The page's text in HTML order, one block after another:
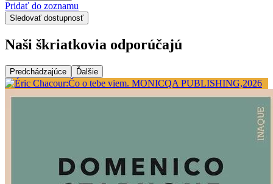
Pridať do zoznamu
Sledovať dostupnosť
Naši škriatkovia odporúčajú
Predchádzajúce Ďalšie